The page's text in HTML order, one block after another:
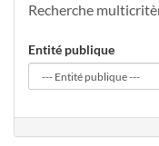
Recherche
Entité publique